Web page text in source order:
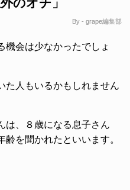
By - grape編集部
機会は少なかったでしょ
た人もいるかもしれません
は、８歳になる息子さん
齢を聞かれたといいます。